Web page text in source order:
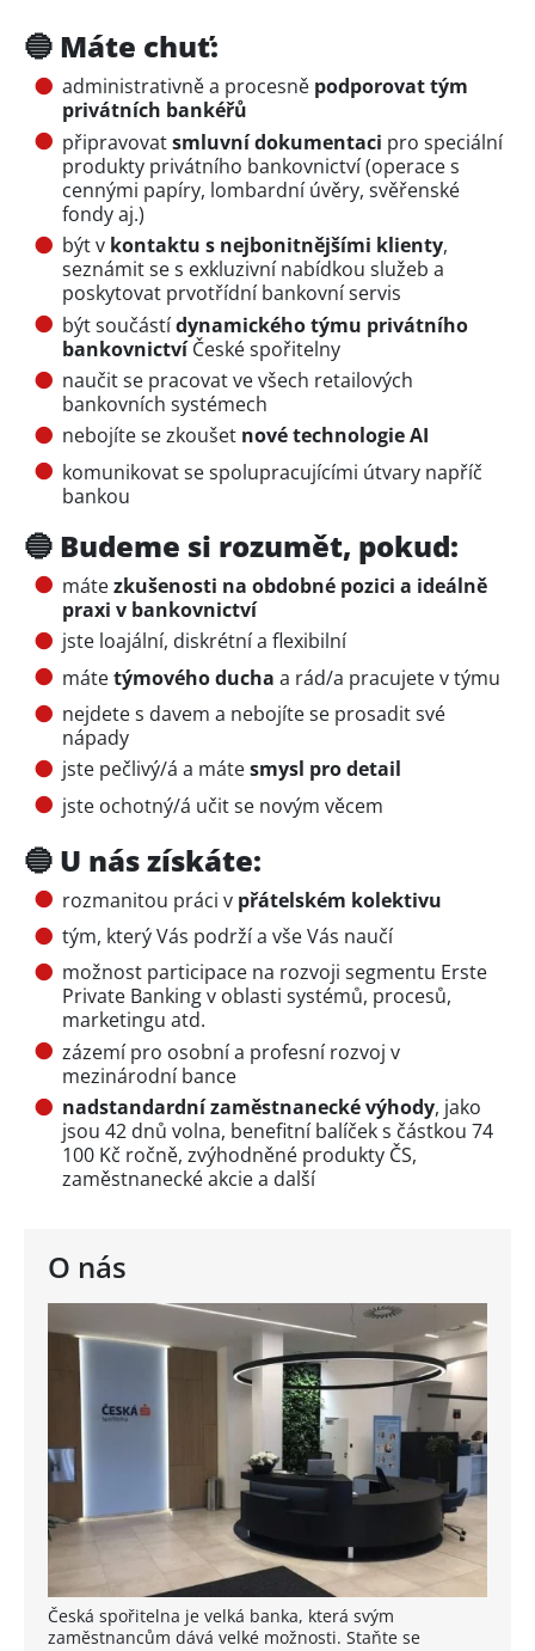
O nás
Česká spořitelna je velká banka, která svým
zaměstnancům dává velké možnosti. Staňte se
🔵 Máte chuť:
administrativně a procesně podporovat tým
privátních bankéřů
připravovatsmluvní dokumentaci pro speciální
produkty privátního bankovnictví (operace s
cennými papíry, lombardní úvěry, svěřenské
fondy aj.)
být v kontaktu s nejbonitnějšími klienty,
seznámit se s exkluzivní nabídkou služeb a
poskytovat prvotřídní bankovní servis
být součástídynamického týmu privátního
bankovnictvíČeské spořitelny
naučit se pracovat ve všech retailových
bankovních systémech
nebojíte se zkoušet nové technologie AI
komunikovat se spolupracujícími útvary napříč
bankou
🔵 Budeme si rozumět, pokud:
mátezkušenosti na obdobné pozici a ideálně
praxi v bankovnictví
jste loajální, diskrétní a flexibilní
mátetýmového ducha a rád/a pracujete v týmu
nejdete s davem a nebojíte se prosadit své
nápady
jste pečlivý/á a mátesmysl pro detail
jste ochotný/á učit se novým věcem
🔵 U nás získáte:
rozmanitou práci v přátelském kolektivu
tým, který Vás podrží a vše Vás naučí
možnost participace na rozvoji segmentu Erste
Private Banking v oblasti systémů, procesů,
marketingu atd.
zázemí pro osobní a profesní rozvoj v
mezinárodní bance
nadstandardní zaměstnanecké výhody, jako
jsou 42 dnů volna, benefitní balíček s částkou 74
100 Kč ročně, zvýhodněné produkty ČS,
zaměstnanecké akcie a další